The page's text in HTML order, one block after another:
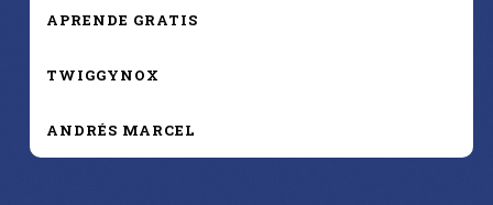
APRENDE GRATIS
TWIGGYNOX
ANDRÉS MARCEL